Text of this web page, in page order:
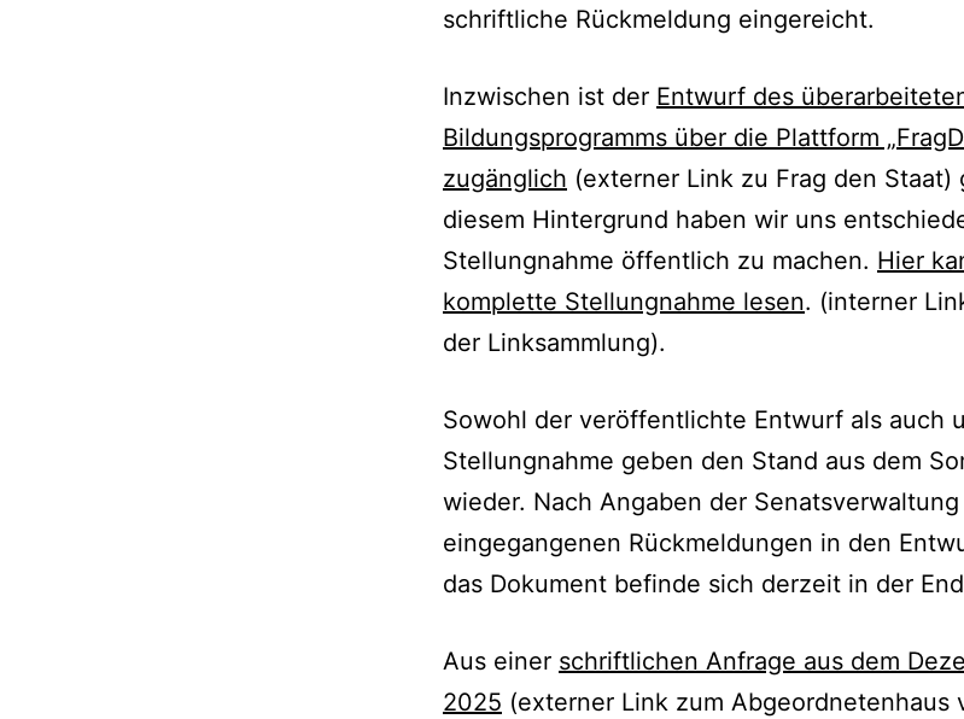
schriftliche Rückmeldung eingereicht.
Inzwischen ist der Entwurf des
Bildungsprogramms über die Plattform
zugänglich (externer Link zu Frag den Staat)
diesem Hintergrund haben wir uns
Stellungnahme öffentlich zu machen. Hier
komplette Stellungnahme lesen. (interner
der Linksammlung).
Sowohl der veröffentlichte Entwurf als auch
Stellungnahme geben den Stand aus dem
wieder. Nach Angaben der
eingegangenen Rückmeldungen in den
das Dokument befinde sich derzeit in der
Aus einer schriftlichen Anfrage aus dem
2025 (externer Link zum Abgeordnetenhaus